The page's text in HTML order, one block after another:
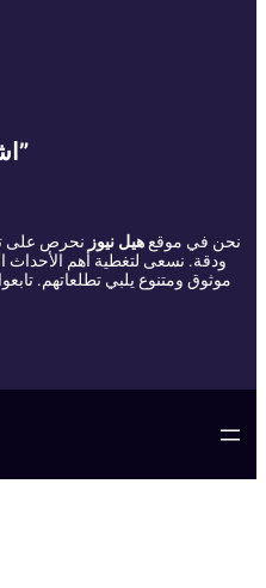
اشترك في النشرة الإخبارية”
نحن في موقعهيل نيوز نحرص على
ودقة. نسعى لتغطية أهم الأحداث
موثوق ومتنوع يلبي تطلعاتهم. تابعوا